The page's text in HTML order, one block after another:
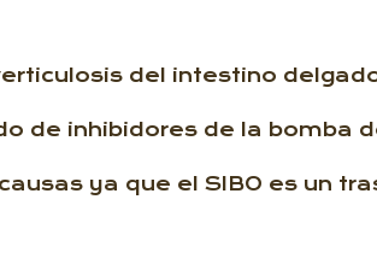
del intestino
de inhibidores de la bomba
ya que el SIBO es un